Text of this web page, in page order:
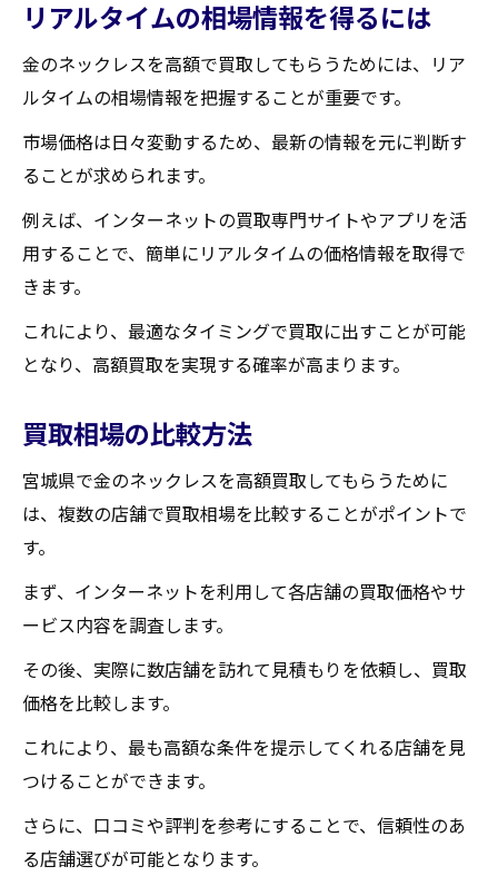
リアルタイムの相場情報を得るには
金のネックレスを高額で買取してもらうためには、リア
ルタイムの相場情報を把握することが重要です。
市場価格は日々変動するため、最新の情報を元に判断す
ることが求められます。
例えば、インターネットの買取専門サイトやアプリを活
用することで、簡単にリアルタイムの価格情報を取得で
きます。
これにより、最適なタイミングで買取に出すことが可能
となり、高額買取を実現する確率が高まります。
買取相場の比較方法
宮城県で金のネックレスを高額買取してもらうために
は、複数の店舗で買取相場を比較することがポイントで
す。
まず、インターネットを利用して各店舗の買取価格やサ
ービス内容を調査します。
その後、実際に数店舗を訪れて見積もりを依頼し、買取
価格を比較します。
これにより、最も高額な条件を提示してくれる店舗を見
つけることができます。
さらに、口コミや評判を参考にすることで、信頼性のあ
る店舗選びが可能となります。